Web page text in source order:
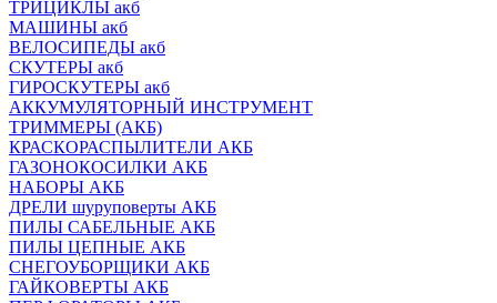
ТРИЦИКЛЫ акб
МАШИНЫ акб
ВЕЛОСИПЕДЫ акб
СКУТЕРЫ акб
ГИРОСКУТЕРЫ акб
АККУМУЛЯТОРНЫЙ ИНСТРУМЕНТ
ТРИММЕРЫ (АКБ)
КРАСКОРАСПЫЛИТЕЛИ АКБ
ГАЗОНОКОСИЛКИ АКБ
НАБОРЫ АКБ
ДРЕЛИ шуруповерты АКБ
ПИЛЫ САБЕЛЬНЫЕ АКБ
ПИЛЫ ЦЕПНЫЕ АКБ
СНЕГОУБОРЩИКИ АКБ
ГАЙКОВЕРТЫ АКБ